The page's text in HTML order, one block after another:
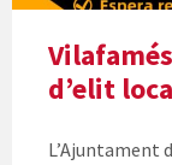
d’elit
L’Ajuntament